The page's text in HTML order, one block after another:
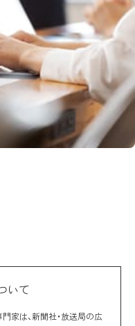
いて
家は、新聞社・放送局の広